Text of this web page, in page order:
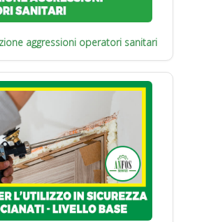
aggressioni operatori sanitari